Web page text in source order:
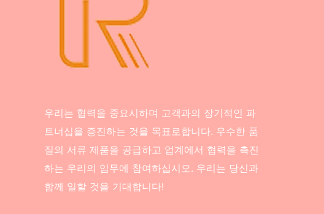
우리는 협력을 중요시하며 고객과의 장기적인 파
트너십을 증진하는 것을 목표로합니다. 우수한 품
질의 서류 제품을 공급하고 업계에서 협력을 촉진
하는 우리의 임무에 참여하십시오. 우리는 당신과
함께 일할 것을 기대합니다!